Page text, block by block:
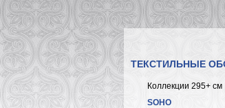
ТЕКСТИЛЬНЫЕ
Коллекции 295+ см
SOHO